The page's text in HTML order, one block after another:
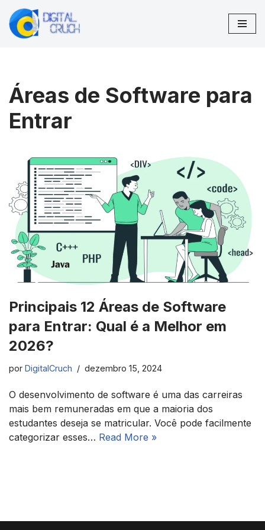
Pular
Áreas de Software para
Entrar
Principais 12 Áreas de Software
para Entrar: Qual é a Melhor em
2026?
por DigitalCruch dezembro 15, 2024
O desenvolvimento de software é uma das carreiras
mais bem remuneradas em que a maioria dos
estudantes deseja se matricular. Você pode facilmente
categorizar esses… Read More »